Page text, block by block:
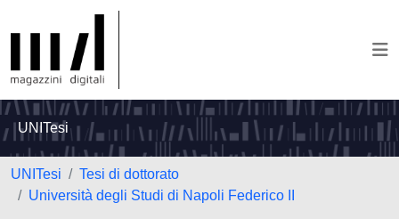
UNITesi
UNITesi
Tesi di dottorato
Università degli Studi di Napoli Federico II